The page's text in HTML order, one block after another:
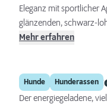
Eleganz mit sportlicher
glänzenden, schwarz-
ältesten Terrier-Rassen
ihre Intelligenz,
hervorragend als
Mehr erfahren
Hunde Hunderassen
Epagneul
Der energiegeladene,